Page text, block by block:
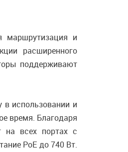
маршрутизация и
расширенного
поддерживают
использовании и
время. Благодаря
на всех портах с
PoE до 740 Вт.